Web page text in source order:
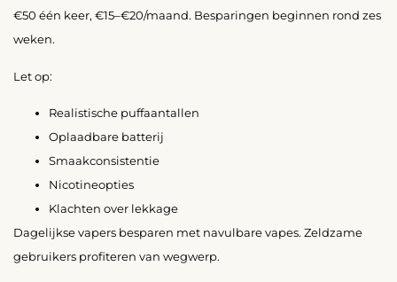
€50 één keer, €15–€20/maand. Besparingen beginnen rond zes
weken.
Let op:
Realistische puffaantallen
Oplaadbare batterij
Smaakconsistentie
Nicotineopties
Klachten over lekkage
Dagelijkse vapers besparen met navulbare vapes. Zeldzame
gebruikers profiteren van wegwerp.